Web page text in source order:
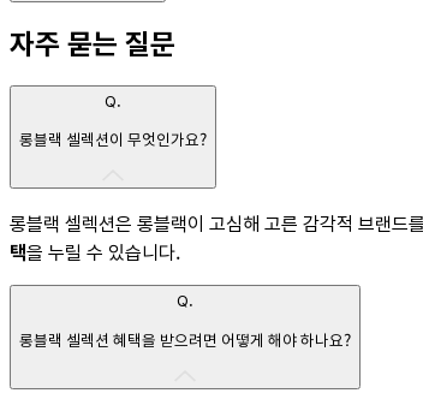
자주 묻는 질문
Q.
롱블랙 셀렉션이 무엇인가요?
롱블랙 셀렉션은 롱블랙이 고심해 고른 감각적 브랜드
택을 누릴 수 있습니다.
Q.
롱블랙 셀렉션 혜택을 받으려면 어떻게 해야 하나요?